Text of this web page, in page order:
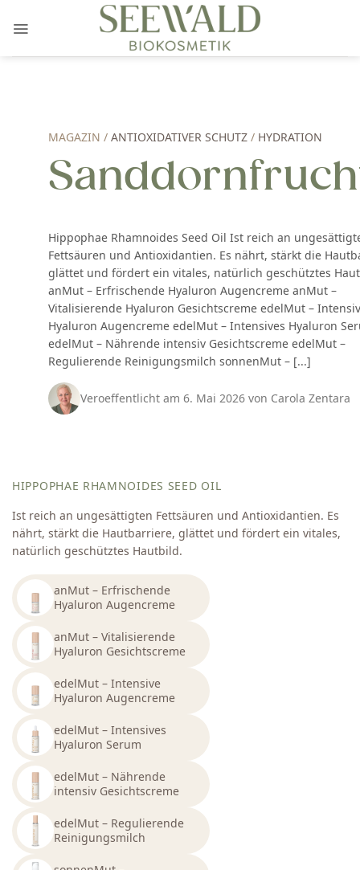
Inhalt
MAGAZIN / ANTIOXIDATIVER SCHUTZ / HYDRATION
Hippophae Rhamnoides Seed Oil Ist reich an
Fettsäuren und Antioxidantien. Es nährt, stärkt die
glättet und fördert ein vitales, natürlich geschütztes
anMut – Erfrischende Hyaluron Augencreme anMut –
Vitalisierende Hyaluron Gesichtscreme edelMut –
Hyaluron Augencreme edelMut – Intensives Hyaluron
edelMut – Nährende intensiv Gesichtscreme edelMut –
Regulierende Reinigungsmilch sonnenMut – [...]
Veroeffentlicht am 6. Mai 2026 von Carola Zentara
HIPPOPHAE RHAMNOIDES SEED OIL
Ist reich an ungesättigten Fettsäuren und Antioxidantien. Es
nährt, stärkt die Hautbarriere, glättet und fördert ein vitales,
natürlich geschütztes Hautbild.
anMut – Erfrischende
Hyaluron Augencreme
anMut – Vitalisierende
Hyaluron Gesichtscreme
edelMut – Intensive
Hyaluron Augencreme
edelMut – Intensives
Hyaluron Serum
edelMut – Nährende
intensiv Gesichtscreme
edelMut – Regulierende
Reinigungsmilch